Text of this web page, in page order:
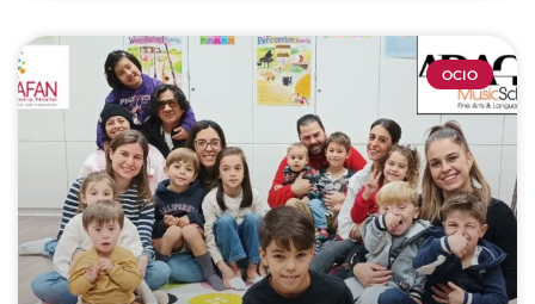
OCIO